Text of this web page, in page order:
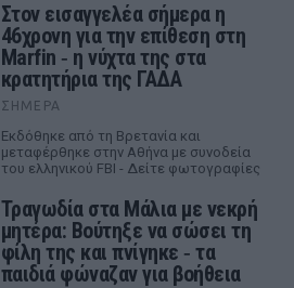
Στον εισαγγελέα σήμερα η
46χρονη για την επίθεση στη
Marfin ‑ η νύχτα της στα
κρατητήρια της ΓΑΔΑ
ΣΉΜΕΡΑ
Εκδόθηκε από τη Βρετανία και
μεταφέρθηκε στην Αθήνα με συνοδεία
του ελληνικού FBI - Δείτε φωτογραφίες
Τραγωδία στα Μάλια με νεκρή
μητέρα: Βούτηξε να σώσει τη
φίλη της και πνίγηκε ‑ τα
παιδιά φώναζαν για βοήθεια